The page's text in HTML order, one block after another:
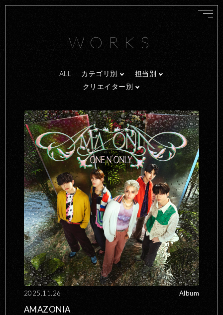
WORKS
ALL カテゴリ別
担当別
クリエイター別
2025.11.26 Album
AMAZONIA